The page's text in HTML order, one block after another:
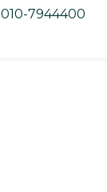
010-7944400